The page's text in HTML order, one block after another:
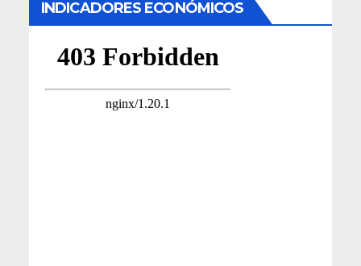
INDICADORES ECONÓMICOS